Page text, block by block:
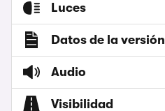
Luces
Datos de la versión
Audio
Visibilidad